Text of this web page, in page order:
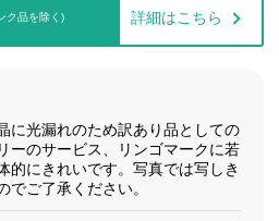
ク品を除く) 詳細はこちら
に光漏れのため訳あり品としての
ーのサービス、リンゴマークに若
的にきれいです。写真では写しき
でご了承ください。